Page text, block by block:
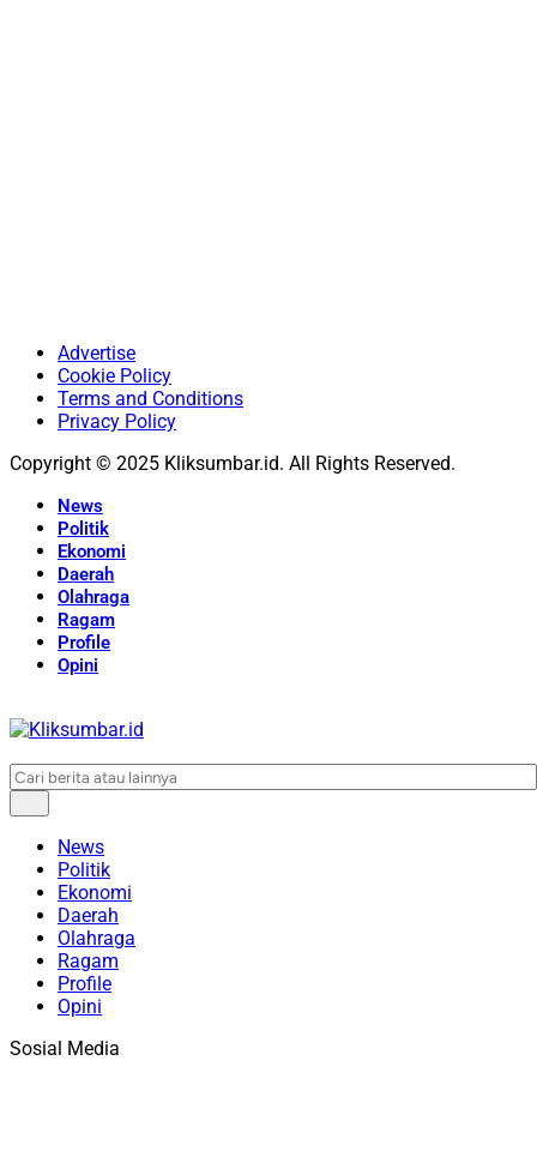
Advertise
Cookie Policy
Terms and Conditions
Privacy Policy
Copyright © 2025 Kliksumbar.id. All Rights Reserved.
News
Politik
Ekonomi
Daerah
Olahraga
Ragam
Profile
Opini
News
Politik
Ekonomi
Daerah
Olahraga
Ragam
Profile
Opini
Sosial Media